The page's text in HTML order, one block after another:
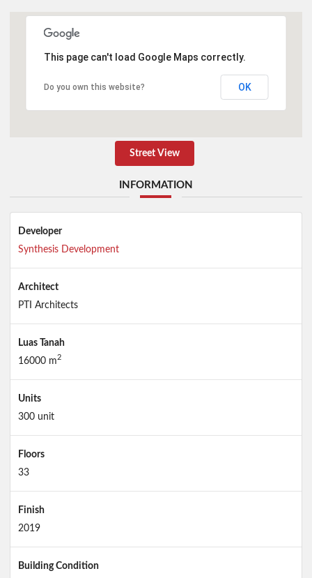
This page can't load Google Maps correctly.
Do you own this website? OK
Street View
INFORMATION
Developer
Synthesis Development
Architect
PTI Architects
Luas Tanah
16000 m2
Units
300 unit
Floors
33
Finish
2019
Building Condition